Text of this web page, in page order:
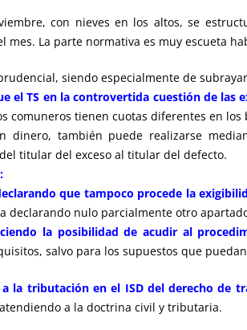
con nieves en los altos, se
mes. La parte normativa es muy escueta
siendo especialmente de
el TS en la controvertida cuestión de las
comuneros tienen cuotas diferentes en
dinero, también puede realizarse
titular del exceso al titular del defecto.
que tampoco procede la
declarando nulo parcialmente otro
la posibilidad de acudir al
salvo para los supuestos que
la tributación en el ISD del derecho de
a la doctrina civil y tributaria.